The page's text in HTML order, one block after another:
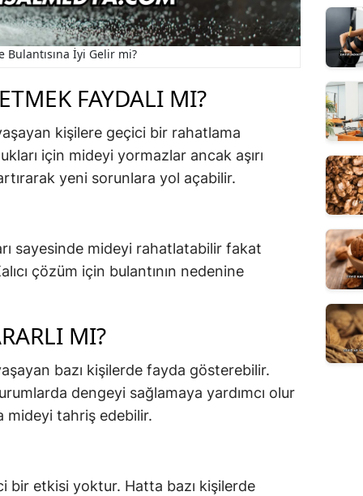
Bulantısına İyi Gelir mi?
FAYDALI MI?
kişilere geçici bir rahatlama
için mideyi yormazlar ancak aşırı
yeni sorunlara yol açabilir.
sayesinde mideyi rahatlatabilir fakat
çözüm için bulantının nedenine
MI?
bazı kişilerde fayda gösterebilir.
dengeyi sağlamaya yardımcı olur
mideyi tahriş edebilir.
bir etkisi yoktur. Hatta bazı kişilerde